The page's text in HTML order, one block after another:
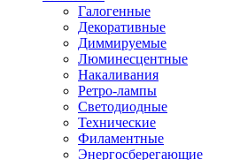
Галогенные
Декоративные
Диммируемые
Люминесцентные
Накаливания
Ретро-лампы
Светодиодные
Технические
Филаментные
Энергосберегающие